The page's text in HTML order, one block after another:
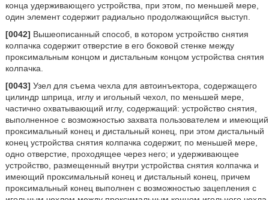
конца удерживающего устройства, при этом, по меньшей мере,
один элемент содержит радиально продолжающийся выступ.
[0042] Вышеописанный способ, в котором устройство снятия
колпачка содержит отверстие в его боковой стенке между
проксимальным концом и дистальным концом устройства снятия
колпачка.
[0043] Узел для съема чехла для автоинъектора, содержащего
цилиндр шприца, иглу и игольный чехол, по меньшей мере,
частично охватывающий иглу, содержащий: устройство снятия,
выполненное с возможностью захвата пользователем и имеющий
проксимальный конец и дистальный конец, при этом дистальный
конец устройства снятия колпачка содержит, по меньшей мере,
одно отверстие, проходящее через него; и удерживающее
устройство, размещенный внутри устройства снятия колпачка и
имеющий проксимальный конец и дистальный конец, причем
проксимальный конец выполнен с возможностью зацепления с